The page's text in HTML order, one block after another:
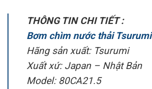
THÔNG TIN CHI TIẾT :
Bơm chìm nước thải Tsurumi
Hãng sản xuất: Tsurumi
Xuất xứ: Japan – Nhật Bản
Model: 80CA21.5